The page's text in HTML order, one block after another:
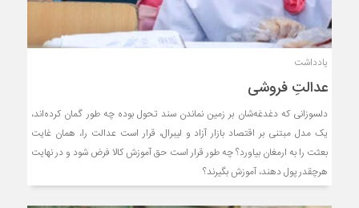
یادداشت
عدالتِ فروشی
دلسوزانی که دغدغه‌شان بر زمین نماندن سند تحول بوده چه طور گمان کرده‌اند،
یک مدل مبتنی بر اقتصاد بازار آزاد و لیبرال، قرار است عدالت را، همان غایت
بعثت را به ارمغان بیاورد؟ چه طور قرار است حق آموزش کالا فرض شود و در نهایت
هرچقدر پول دهند، آموزش بگیرند؟